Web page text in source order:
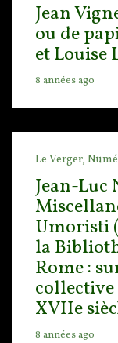
Jean
ou de
et Louise
8 années ago
Le Verger,
Jean-Luc
Umoristi
la
Rome :
XVIIe
8 années ago